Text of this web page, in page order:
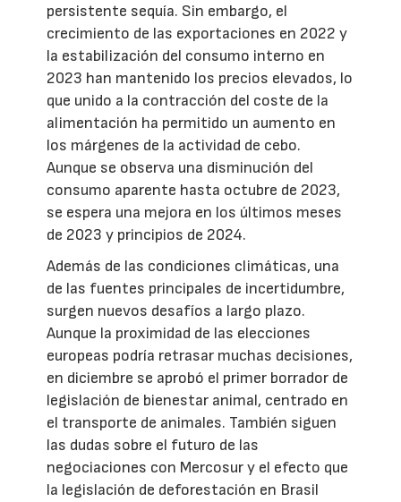
persistente sequía. Sin embargo, el
crecimiento de las exportaciones en 2022 y
la estabilización del consumo interno en
2023 han mantenido los precios elevados, lo
que unido a la contracción del coste de la
alimentación ha permitido un aumento en
los márgenes de la actividad de cebo.
Aunque se observa una disminución del
consumo aparente hasta octubre de 2023,
se espera una mejora en los últimos meses
de 2023 y principios de 2024.
Además de las condiciones climáticas, una
de las fuentes principales de incertidumbre,
surgen nuevos desafíos a largo plazo.
Aunque la proximidad de las elecciones
europeas podría retrasar muchas decisiones,
en diciembre se aprobó el primer borrador de
legislación de bienestar animal, centrado en
el transporte de animales. También siguen
las dudas sobre el futuro de las
negociaciones con Mercosur y el efecto que
la legislación de deforestación en Brasil